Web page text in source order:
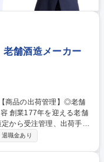
老舗酒造メーカー
から受注管理、出荷手配
内容の変更の範囲：当社
退職金あり